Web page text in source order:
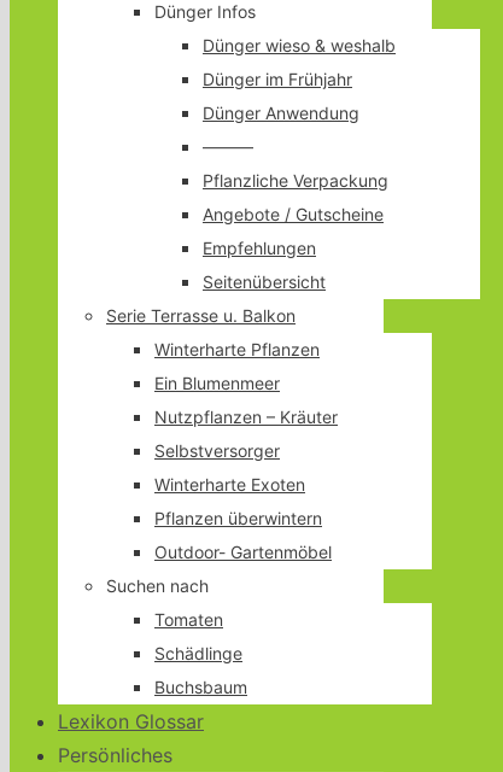
Dünger Infos
Dünger wieso & weshalb
Dünger im Frühjahr
Dünger Anwendung
———
Pflanzliche Verpackung
Angebote / Gutscheine
Empfehlungen
Seitenübersicht
Serie Terrasse u. Balkon
Winterharte Pflanzen
Ein Blumenmeer
Nutzpflanzen – Kräuter
Selbstversorger
Winterharte Exoten
Pflanzen überwintern
Outdoor- Gartenmöbel
Suchen nach
Tomaten
Schädlinge
Buchsbaum
Lexikon Glossar
Persönliches